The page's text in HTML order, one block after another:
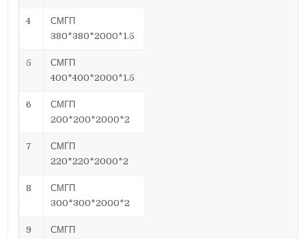
4
СМГП
380*380*2000*1.5
5
СМГП
400*400*2000*1.5
6
СМГП
200*200*2000*2
7
СМГП
220*220*2000*2
8
СМГП
300*300*2000*2
9
СМГП